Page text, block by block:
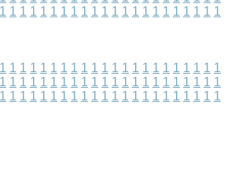
1 1 1 1 1 1 1 1 1 1 1 1 1 1 1 1 1 1 1 1 1 1
1 1 1 1 1 1 1 1 1 1 1 1 1 1 1 1 1 1 1 1 1 1
1 1 1 1 1 1 1 1 1 1 1 1 1 1 1 1 1 1 1 1 1 1
1 1 1 1 1 1 1 1 1 1 1 1 1 1 1 1 1 1 1 1 1 1